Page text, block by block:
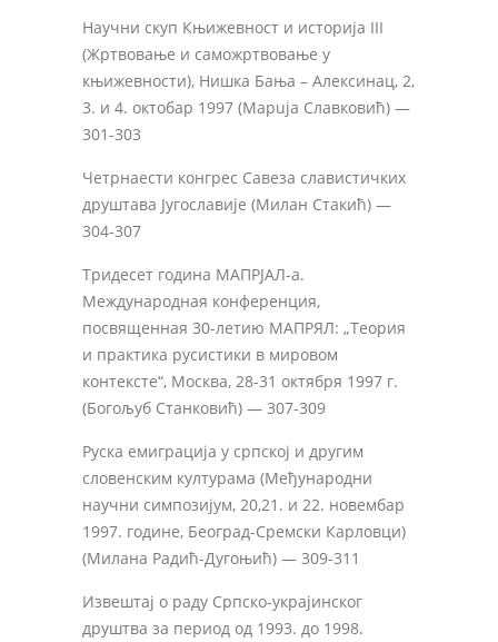
Научни скуп Књижевност и историја III
(Жртвовање и саможртвовање у
књижевности), Нишка Бања – Алексинац, 2,
3. и 4. октобар 1997 (Mapujа Славковић) —
301-303
Четрнаести конгрес Савеза славистичких
друштава Југославије (Милан Стакић) —
304-307
Тридесет година МАПРЈАЛ-а.
Международная конференция,
посвященная 30-летию МАПРЯЛ: „Теория
и практика русистики в мировом
контексте“, Москва, 28-31 октября 1997 г.
(Богољуб Станковић) — 307-309
Руска емиграција у српској и другим
словенским културама (Међународни
научни симпозијум, 20,21. и 22. новембар
1997. године, Београд-Сремски Карловци)
(Милана Радић-Дугоњић) — 309-311
Извештај о раду Српско-украјинског
друштва за период од 1993. до 1998.